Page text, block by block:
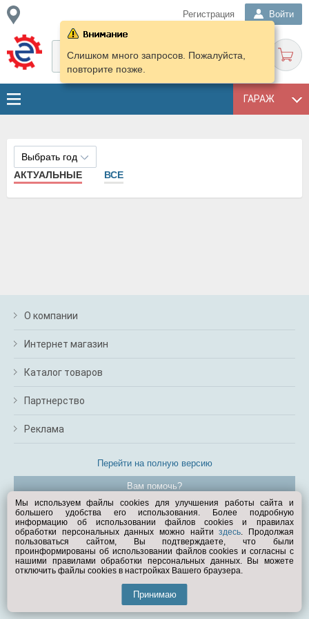
Регистрация Войти
ГАРАЖ
Слишком много запросов. Пожалуйста,
повторите позже.
Выбрать год
АКТУАЛЬНЫЕ
ВСЕ
О компании
Интернет магазин
Каталог товаров
Партнерство
Реклама
Перейти на полную версию
Вам помочь?
© Exist.ru 1998—2026
Мы используем файлы cookies для улучшения работы сайта и
большего удобства его использования. Более подробную
информацию об использовании файлов cookies и правилах
обработки персональных данных можно найтиздесь. Продолжая
пользоваться сайтом, Вы подтверждаете, что были
проинформированы об использовании файлов cookies и согласны с
нашими правилами обработки персональных данных. Вы можете
отключить файлы cookies в настройках Вашего браузера.
Принимаю